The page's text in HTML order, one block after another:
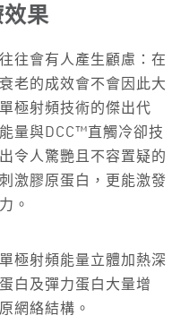
效果
往會有人產生顧慮：在
老的成效會不會因此大
極射頻技術的傑出代
量與DCC™直觸冷卻技
令人驚艷且不容置疑的
激膠原蛋白，更能激發
。
極射頻能量立體加熱深
白及彈力蛋白大量增
網絡結構。